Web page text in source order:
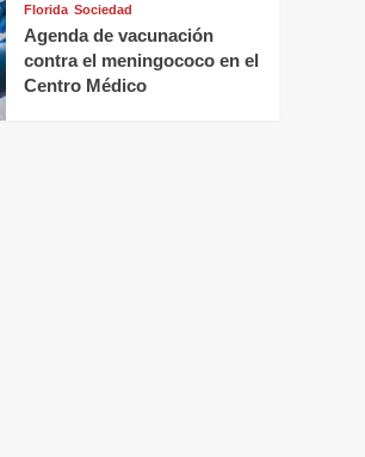
Florida Sociedad
Agenda de vacunación
contra el meningococo en el
Centro Médico